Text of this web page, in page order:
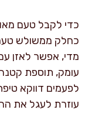
כדי לקבל טעם
כחלק ממשולש
מדי, אפשר לאזן
עומק, תוספת
לפעמים דווקא
עוזרת לעגל את